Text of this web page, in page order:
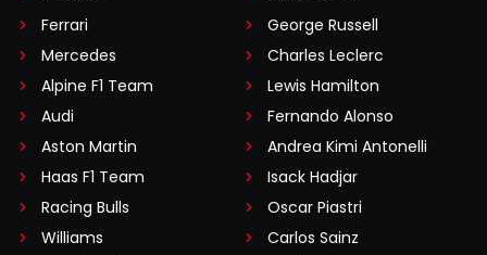
Ferrari
Mercedes
Alpine F1 Team
Audi
Aston Martin
Haas F1 Team
Racing Bulls
Williams
George Russell
Charles Leclerc
Lewis Hamilton
Fernando Alonso
Andrea Kimi Antonelli
Isack Hadjar
Oscar Piastri
Carlos Sainz